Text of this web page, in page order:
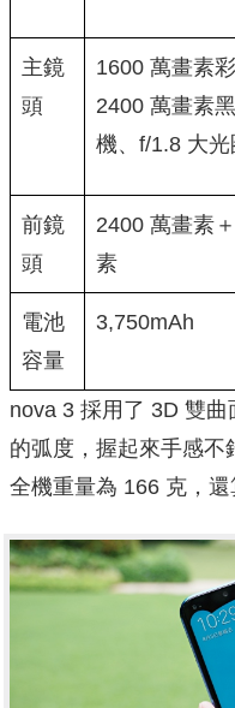
主鏡
頭
1600 萬畫素
2400 萬畫素
機、f/1.8 大光
前鏡
頭
2400 萬畫素
素
電池
容量
3,750mAh
nova 3 採用了 3D 雙
的弧度，握起來手感不
全機重量為 166 克，還